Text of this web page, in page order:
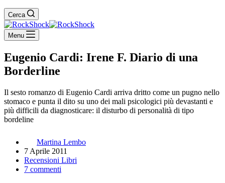
Cerca
Menu
Eugenio Cardi: Irene F. Diario di una
Borderline
Il sesto romanzo di Eugenio Cardi arriva dritto come un pugno nello
stomaco e punta il dito su uno dei mali psicologici più devastanti e
più difficili da diagnosticare: il disturbo di personalità di tipo
bordeline
Martina Lembo
7 Aprile 2011
Recensioni Libri
7 commenti